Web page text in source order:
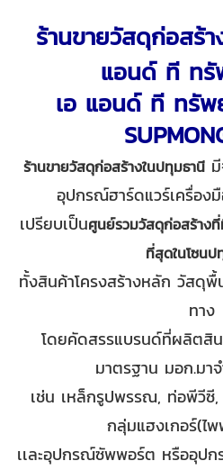
ร้านขายวัสดุก่อสร้
แอนด์ ที ท
เอ แอนด์ ที ทรั
ร้านขายวัสดุก่อสร้างในปทุมธานีมี
อุปกรณ์ฮาร์ดแวร์เครื่อง
เปรียบเป็นศูนย์รวมวัสดุก่อสร้าง
ที่สุดในโซนป
ทั้งสินค้าโครงสร้างหลัก วัสดุพื้
ทาง
โดยคัดสรรแบรนด์ที่ผลิตสิ
มาตรฐาน มอก.มา
เช่น เหล็กรูปพรรณ, ท่อพีวี
กลุ่มแฮงเกอร์(ไ
เเละอุปกรณ์ซัพพอร์ต หรืออุป